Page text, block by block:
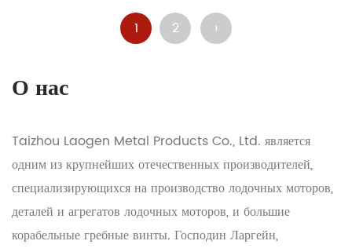
1 2 ›
О нас
Taizhou Laogen Metal Products Co., Ltd. является
одним из крупнейших отечественных производителей,
специализирующихся на производство лодочных моторов,
деталей и агрегатов лодочных моторов, и большие
корабельные гребные винты. Господин Ларгейн,